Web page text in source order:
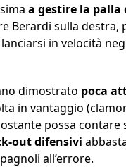
a gestire la
Berardi sulla destra,
in velocità
dimostrato poca
in vantaggio
possa
out difensivi
all’errore.